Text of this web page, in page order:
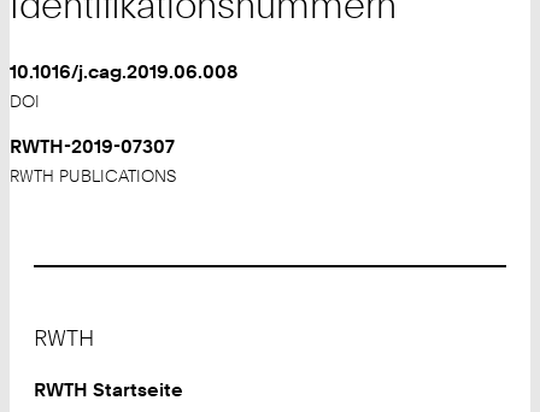
10.1016/j.cag.2019.06.008
DOI
RWTH-2019-07307
RWTH PUBLICATIONS
RWTH
RWTH Startseite